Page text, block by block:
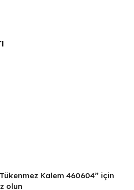
Tükenmez Kalem 460604” için
olun